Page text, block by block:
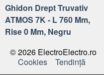
Ghidon Drept Truvativ
ATMOS 7K - L 760 Mm,
Rise 0 Mm, Negru
© 2026 ElectroElectro.ro
Cookies
Tendinţă